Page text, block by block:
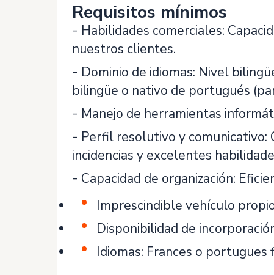
Requisitos mínimos
- Habilidades comerciales:
nuestros clientes.
- Dominio de idiomas: Nivel
bilingüe o nativo de portugués
- Manejo de herramientas
- Perfil resolutivo y comunicativo:
incidencias y excelentes
- Capacidad de organización:
Imprescindible vehículo
Disponibilidad de
Idiomas: Frances o portugues